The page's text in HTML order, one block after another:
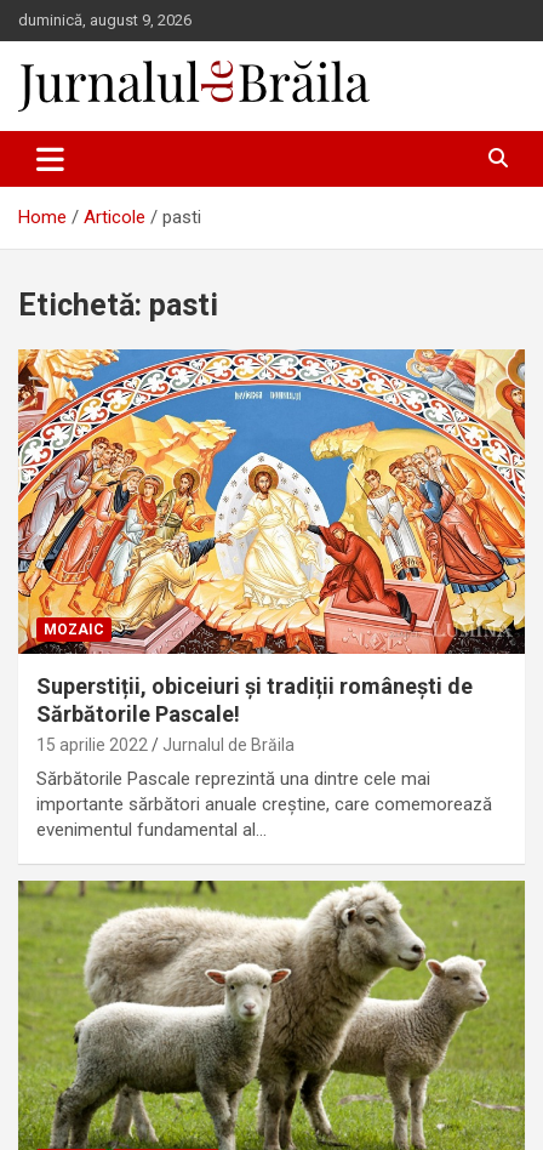
Skip
to
content
duminică, august 9, 2026
Jurnalul de Brăila
Home Articole pasti
Etichetă: pasti
MOZAIC
Superstiții, obiceiuri și tradiții românești de
Sărbătorile Pascale!
15 aprilie 2022 Jurnalul de Brăila
Sărbătorile Pascale reprezintă una dintre cele mai
importante sărbători anuale creștine, care comemorează
evenimentul fundamental al…